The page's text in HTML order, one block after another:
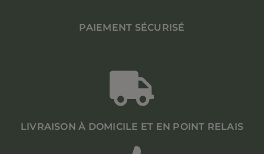
PAIEMENT SÉCURISÉ
LIVRAISON À DOMICILE ET EN POINT RELAIS